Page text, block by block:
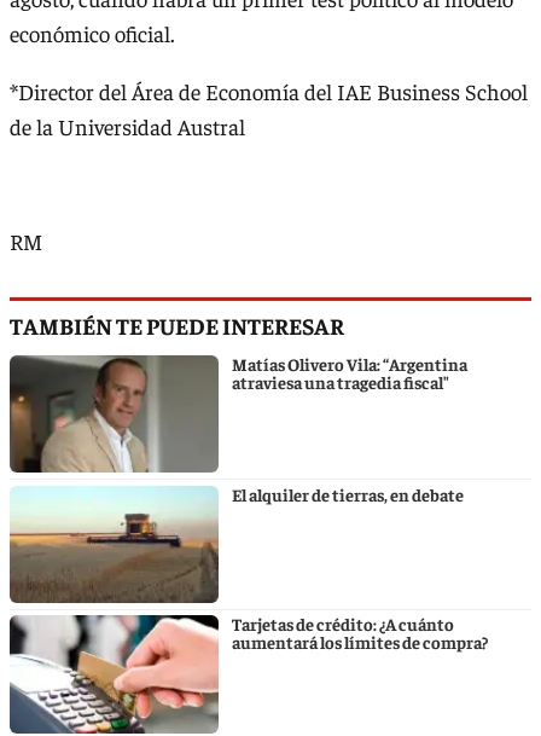
económico oficial.
*Director del Área de Economía del IAE Business School
de la Universidad Austral
RM
TAMBIÉN TE PUEDE INTERESAR
Matías Olivero Vila: “Argentina
atraviesa una tragedia fiscal"
El alquiler de tierras, en debate
Tarjetas de crédito: ¿A cuánto
aumentará los límites de compra?